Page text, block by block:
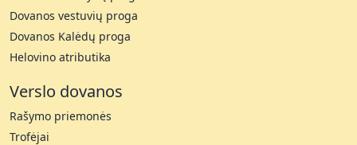
Dovanos vestuvių proga
Dovanos Kalėdų proga
Helovino atributika
Verslo dovanos
Rašymo priemonės
Trofėjai